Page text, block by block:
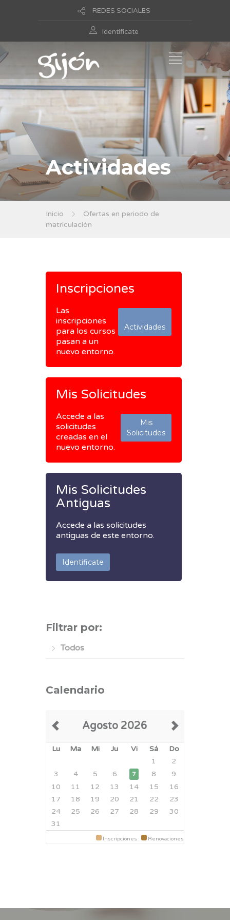
REDES SOCIALES
Identificate
Actividades
Inicio
Ofertas en periodo de
matriculación
Inscripciones
Las
inscripciones
para los cursos
pasan a un
nuevo entorno.
Actividades
Mis Solicitudes
Accede a las
solicitudes
creadas en el
nuevo entorno.
Mis
Solicitudes
Mis Solicitudes
Antiguas
Accede a las solicitudes
antiguas de este entorno.
Identificate
Filtrar por:
Todos
Calendario
Agosto 2026
Lu Ma Mi Ju Vi Sá
Do
1
2
3
4 5 6 7 8
9
10
11 12 13 14 15
16
17
18 19 20 21 22
23
24
25 26 27 28 29
30
31
Inscripciones Renovaciones